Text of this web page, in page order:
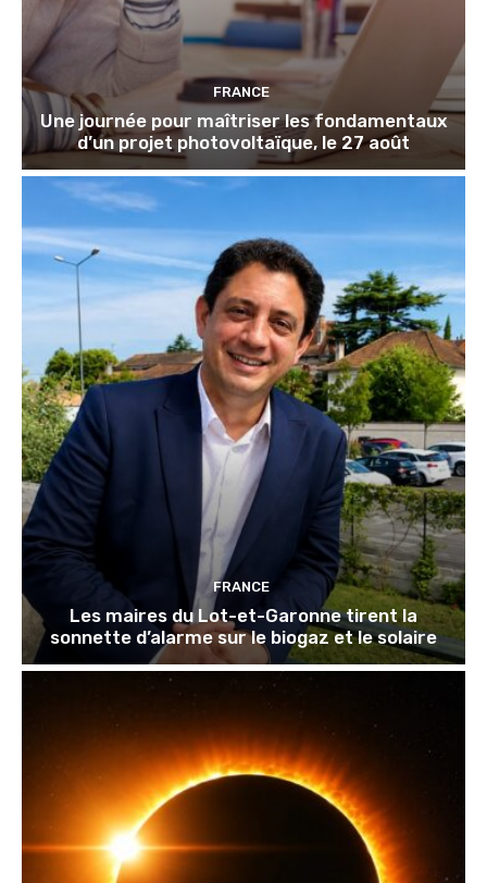
FRANCE
Une journée pour maîtriser les fondamentaux
d’un projet photovoltaïque, le 27 août
FRANCE
Les maires du Lot-et-Garonne tirent la
sonnette d’alarme sur le biogaz et le solaire